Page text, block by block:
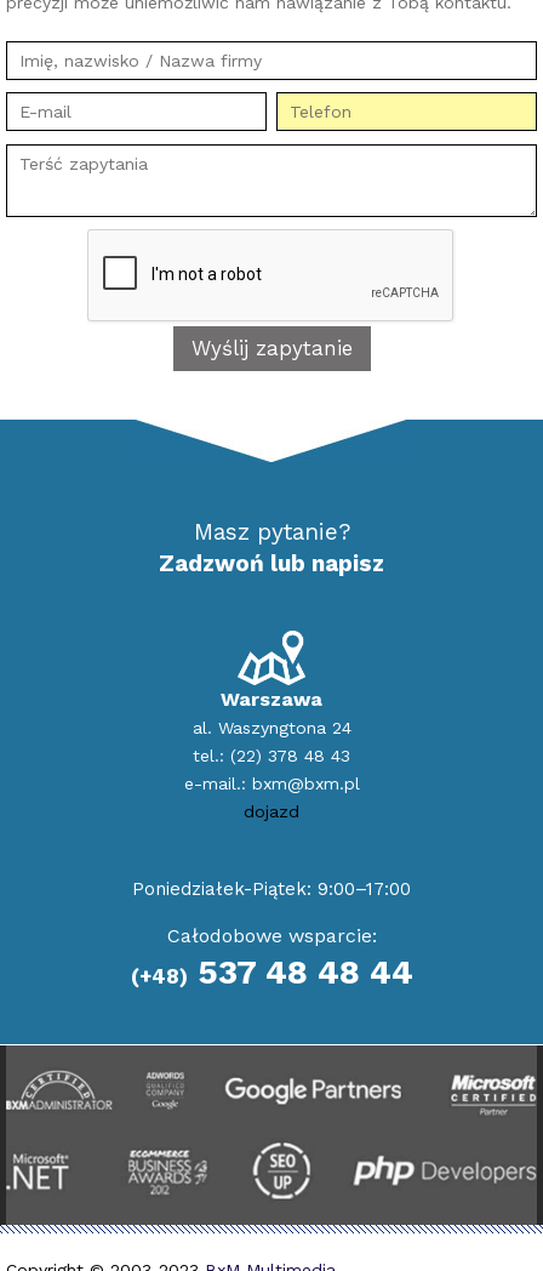
Masz pytanie?
Zadzwoń lub napisz
Warszawa
al. Waszyngtona 24
tel.: (22) 378 48 43
e-mail.: bxm@bxm.pl
dojazd
Poniedziałek-Piątek: 9:00–17:00
Całodobowe wsparcie:
(+48) 537 48 48 44